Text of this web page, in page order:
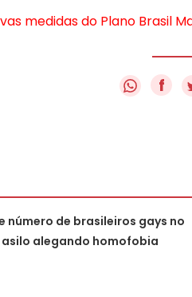
medidas do Plano Brasil
f
número de brasileiros gays no
alegando homofobia